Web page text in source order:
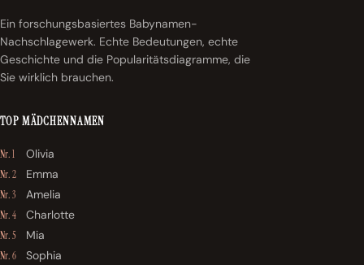
Ein forschungsbasiertes Babynamen-
Nachschlagewerk. Echte Bedeutungen, echte
Geschichte und die Popularitätsdiagramme, die
Sie wirklich brauchen.
TOP MÄDCHENNAMEN
Nr. 1 Olivia
Nr. 2 Emma
Nr. 3 Amelia
Nr. 4 Charlotte
Nr. 5 Mia
Nr. 6 Sophia